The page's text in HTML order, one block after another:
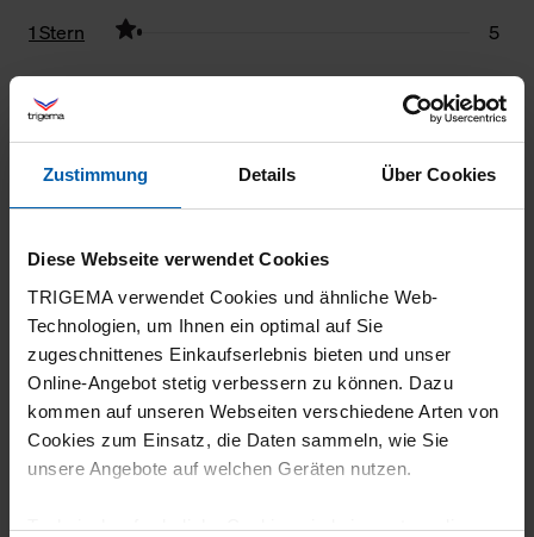
Zustimmung Details Über Cookies
Diese Webseite verwendet Cookies
TRIGEMA verwendet Cookies und ähnliche Web-
Technologien, um Ihnen ein optimal auf Sie
zugeschnittenes Einkaufserlebnis bieten und unser
Online-Angebot stetig verbessern zu können. Dazu
kommen auf unseren Webseiten verschiedene Arten von
Cookies zum Einsatz, die Daten sammeln, wie Sie
unsere Angebote auf welchen Geräten nutzen.
Technisch erforderliche Cookies sind eine notwendige
1 Stern
5
29.07.2026
20.07.2026
5
Tolles Shirt, tolle Qualität!